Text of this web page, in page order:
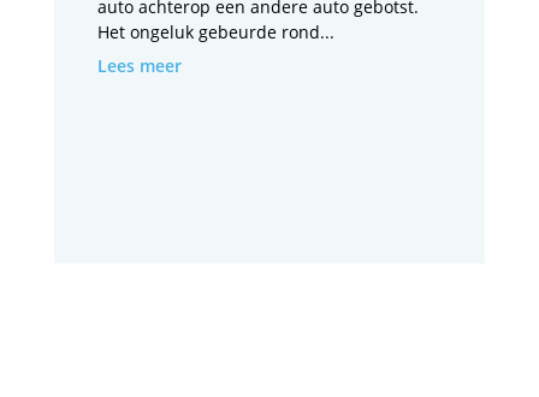
auto achterop een andere auto gebotst.
Het ongeluk gebeurde rond...
Lees meer